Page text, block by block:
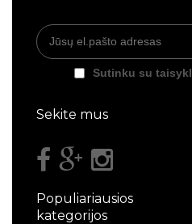
Sutinku su
Sekite mus
Populiariausios
kategorijos